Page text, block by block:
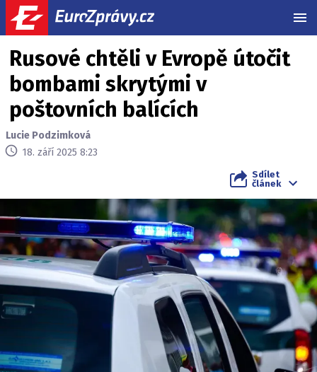
Rusové chtěli v Evropě útočit
bombami skrytými v
poštovních balících
Lucie Podzimková
18. září 2025 8:23
Sdílet
článek